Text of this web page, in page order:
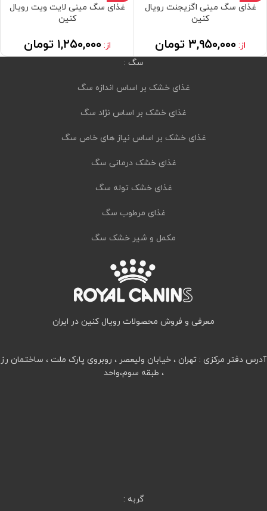
غذای سگ مینی اگزیجنت رویال
کنین
از: ۳,۹۵۰,۰۰۰ تومان
غذای سگ مینی لایت ویت رویال
کنین
از: ۱,۲۵۰,۰۰۰ تومان
سگ :
غذای خشک بر اساس اندازه سگ
غذای خشک بر اساس نژاد سگ
غذای خشک بر اساس نیاز های خاص سگ
غذای خشک درمانی سگ
غذای خشک توله سگ
غذای مرطوب سگ
مکمل و شیر خشک سگ
معرفی و فروش محصولات رویال کنین در ایران
آدرس دفتر مرکزی : تهران ، خیابان ولیعصر ، روبروی پارک ملت ، ساختمان رز
، طبقه سوم،واحد
گربه :